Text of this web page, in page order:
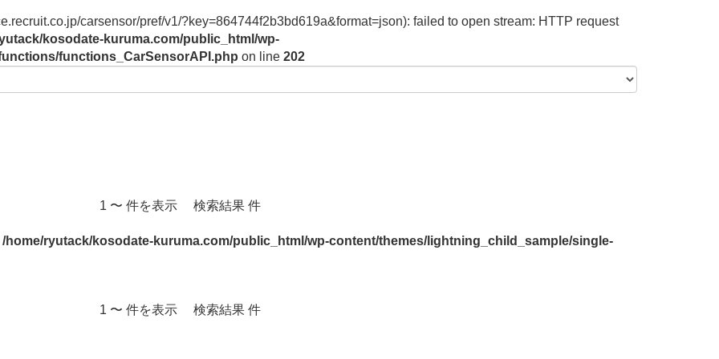
carsensor/pref/v1/?key=864744f2b3bd619a&format=json): failed to open stream: HTTP request
kosodate-kuruma.com/public_html/wp-
functions_CarSensorAPI.php on line 202
1 〜 件を表示 検索結果 件
/home/ryutack/kosodate-kuruma.com/public_html/wp-content/themes/lightning_child_sample/single-
1 〜 件を表示 検索結果 件